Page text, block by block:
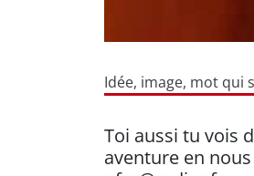
Idée, image, mot qui
Toi aussi tu vois
aventure en